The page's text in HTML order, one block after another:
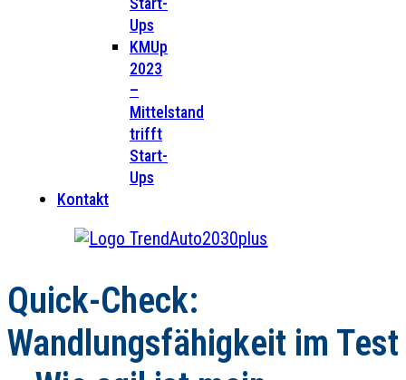
Ups
KMUp
2023
–
Mittelstand
trifft
Start-
Ups
Kontakt
Quick-Check:
Wandlungsfähigkeit im Test